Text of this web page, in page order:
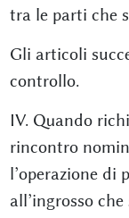
tra le parti che
Gli articoli
controllo.
IV. Quando
rincontro
l’operazione di
all’ingrosso